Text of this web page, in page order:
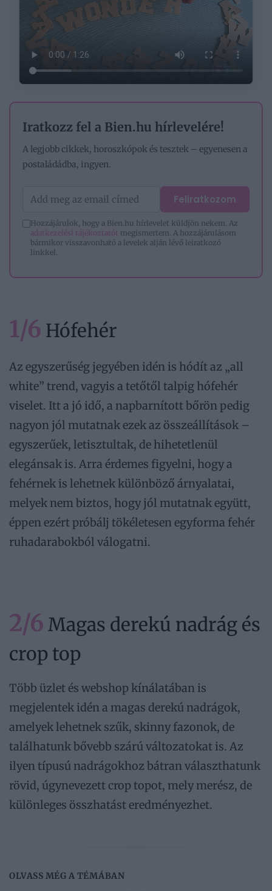
Iratkozz fel a Bien.hu hírlevelére!
A legjobb cikkek, horoszkópok és tesztek – egyenesen a
postaládádba, ingyen.
Feliratkozom
Hozzájárulok, hogy a Bien.hu hírlevelet küldjön nekem. Az
adatkezelési tájékoztatót megismertem. A hozzájárulásom
bármikor visszavonható a levelek alján lévő leiratkozó
linkkel.
1/6 Hófehér
Az egyszerűség jegyében idén is hódít az „all
white” trend, vagyis a tetőtől talpig hófehér
viselet. Itt a jó idő, a napbarnított bőrön pedig
nagyon jól mutatnak ezek az összeállítások –
egyszerűek, letisztultak, de hihetetlenül
elegánsak is. Arra érdemes figyelni, hogy a
fehérnek is lehetnek különböző árnyalatai,
melyek nem biztos, hogy jól mutatnak együtt,
éppen ezért próbálj tökéletesen egyforma fehér
ruhadarabokból válogatni.
2/6 Magas derekú nadrág és
crop top
Több üzlet és webshop kínálatában is
megjelentek idén a magas derekú nadrágok,
amelyek lehetnek szűk, skinny fazonok, de
találhatunk bővebb szárú változatokat is. Az
ilyen típusú nadrágokhoz bátran választhatunk
rövid, úgynevezett crop topot, mely merész, de
különleges összhatást eredményezhet.
OLVASS MÉG A TÉMÁBAN